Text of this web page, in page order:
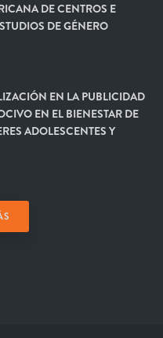
DE CENTROS E
DE GÉNERO
EN LA PUBLICIDAD
EN EL BIENESTAR DE
ADOLESCENTES Y